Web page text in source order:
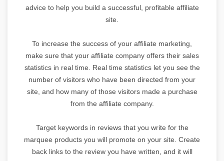
advice to help you build a successful, profitable affiliate
site.
To increase the success of your affiliate marketing,
make sure that your affiliate company offers their sales
statistics in real time. Real time statistics let you see the
number of visitors who have been directed from your
site, and how many of those visitors made a purchase
from the affiliate company.
Target keywords in reviews that you write for the
marquee products you will promote on your site. Create
back links to the review you have written, and it will